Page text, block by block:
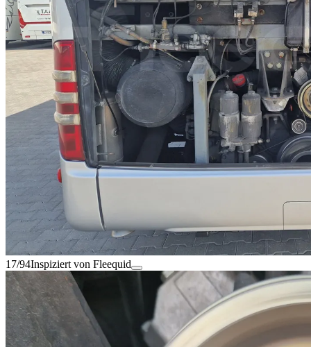
17/94Inspiziert von Fleequid